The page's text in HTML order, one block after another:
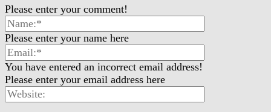
Please enter your comment!
Please enter your name here
You have entered an incorrect email address!
Please enter your email address here